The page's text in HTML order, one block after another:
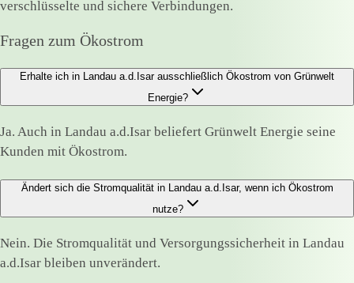
verschlüsselte und sichere Verbindungen.
Fragen zum Ökostrom
Erhalte ich in Landau a.d.Isar ausschließlich Ökostrom von Grünwelt
Energie?
Ja. Auch in Landau a.d.Isar beliefert Grünwelt Energie seine
Kunden mit Ökostrom.
Ändert sich die Stromqualität in Landau a.d.Isar, wenn ich Ökostrom
nutze?
Nein. Die Stromqualität und Versorgungssicherheit in Landau
a.d.Isar bleiben unverändert.